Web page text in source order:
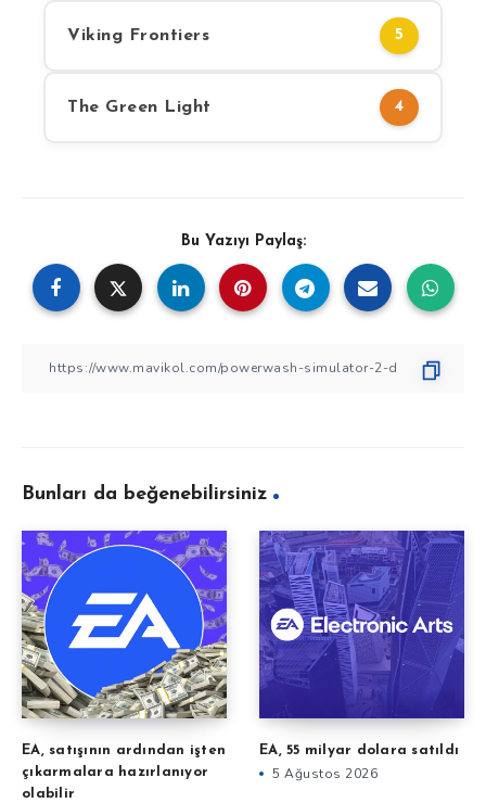
Viking Frontiers 5
The Green Light 4
Bu Yazıyı Paylaş:
Bunları da beğenebilirsiniz
EA, satışının ardından işten
çıkarmalara hazırlanıyor
olabilir
EA, 55 milyar dolara satıldı
5 Ağustos 2026